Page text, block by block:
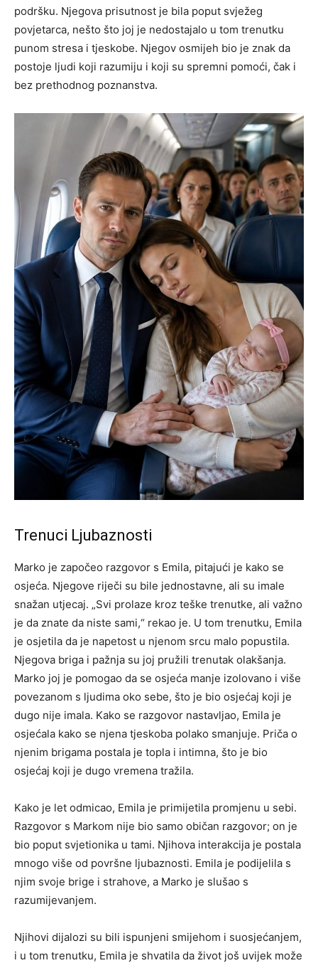
podršku. Njegova prisutnost je bila poput svježeg
povjetarca, nešto što joj je nedostajalo u tom trenutku
punom stresa i tjeskobe. Njegov osmijeh bio je znak da
postoje ljudi koji razumiju i koji su spremni pomoći, čak i
bez prethodnog poznanstva.
Trenuci Ljubaznosti
Marko je započeo razgovor s Emila, pitajući je kako se
osjeća. Njegove riječi su bile jednostavne, ali su imale
snažan utjecaj. „Svi prolaze kroz teške trenutke, ali važno
je da znate da niste sami,“ rekao je. U tom trenutku, Emila
je osjetila da je napetost u njenom srcu malo popustila.
Njegova briga i pažnja su joj pružili trenutak olakšanja.
Marko joj je pomogao da se osjeća manje izolovano i više
povezanom s ljudima oko sebe, što je bio osjećaj koji je
dugo nije imala. Kako se razgovor nastavljao, Emila je
osjećala kako se njena tjeskoba polako smanjuje. Priča o
njenim brigama postala je topla i intimna, što je bio
osjećaj koji je dugo vremena tražila.
Kako je let odmicao, Emila je primijetila promjenu u sebi.
Razgovor s Markom nije bio samo običan razgovor; on je
bio poput svjetionika u tami. Njihova interakcija je postala
mnogo više od površne ljubaznosti. Emila je podijelila s
njim svoje brige i strahove, a Marko je slušao s
razumijevanjem.
Njihovi dijalozi su bili ispunjeni smijehom i suosjećanjem,
i u tom trenutku, Emila je shvatila da život još uvijek može